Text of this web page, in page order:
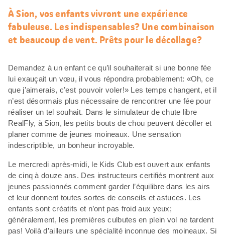
À Sion, vos enfants vivront une expérience
fabuleuse. Les indispensables? Une combinaison
et beaucoup de vent. Prêts pour le décollage?
Demandez à un enfant ce qu’il souhaiterait si une bonne fée
lui exauçait un vœu, il vous répondra probablement: «Oh, ce
que j’aimerais, c’est pouvoir voler!» Les temps changent, et il
n’est désormais plus nécessaire de rencontrer une fée pour
réaliser un tel souhait. Dans le simulateur de chute libre
RealFly, à Sion, les petits bouts de chou peuvent décoller et
planer comme de jeunes moineaux. Une sensation
indescriptible, un bonheur incroyable.
Le mercredi après-midi, le Kids Club est ouvert aux enfants
de cinq à douze ans. Des instructeurs certifiés montrent aux
jeunes passionnés comment garder l’équilibre dans les airs
et leur donnent toutes sortes de conseils et astuces. Les
enfants sont créatifs et n’ont pas froid aux yeux;
généralement, les premières culbutes en plein vol ne tardent
pas! Voilà d’ailleurs une spécialité inconnue des moineaux. Si